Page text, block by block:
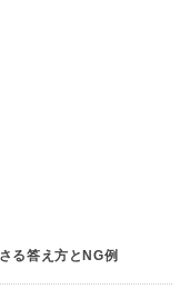
る答え方とNG例